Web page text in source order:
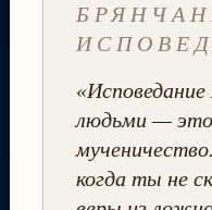
людьми — это
когда ты не